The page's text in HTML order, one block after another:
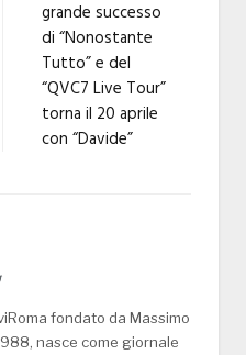
grande successo
di “Nonostante
Tutto” e del
“QVC7 Live Tour”
torna il 20 aprile
con “Davide”
Twitter
fondato da Massimo
nasce come giornale